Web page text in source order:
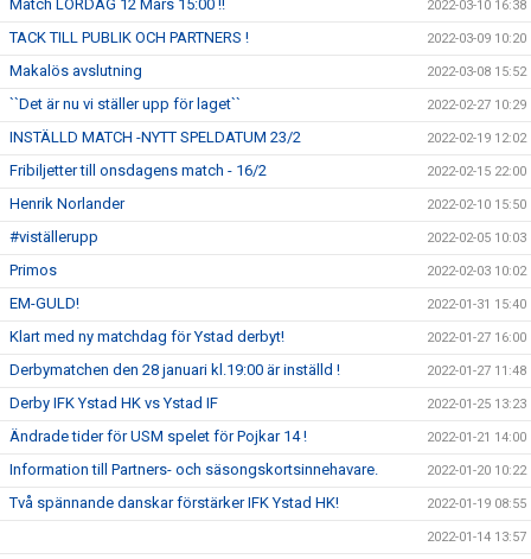
Match LÖRDAG 12 Mars 15:00 !! 2022-03-10 16:38
TACK TILL PUBLIK OCH PARTNERS ! 2022-03-09 10:20
Makalös avslutning 2022-03-08 15:52
``Det är nu vi ställer upp för laget`` 2022-02-27 10:29
INSTÄLLD MATCH -NYTT SPELDATUM 23/2 2022-02-19 12:02
Fribiljetter till onsdagens match - 16/2 2022-02-15 22:00
Henrik Norlander 2022-02-10 15:50
#viställerupp 2022-02-05 10:03
Primos 2022-02-03 10:02
EM-GULD! 2022-01-31 15:40
Klart med ny matchdag för Ystad derbyt! 2022-01-27 16:00
Derbymatchen den 28 januari kl.19:00 är inställd ! 2022-01-27 11:48
Derby IFK Ystad HK vs Ystad IF 2022-01-25 13:23
Ändrade tider för USM spelet för Pojkar 14 ! 2022-01-21 14:00
Information till Partners- och säsongskortsinnehavare. 2022-01-20 10:22
Två spännande danskar förstärker IFK Ystad HK! 2022-01-19 08:55
2022-01-14 13:57